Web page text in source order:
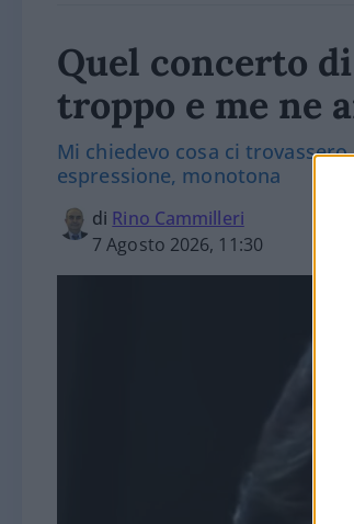
Quel concerto
troppo e me ne
Mi chiedevo cosa ci
espressione, monotona
di Rino Cammilleri
7 Agosto 2026, 11:30